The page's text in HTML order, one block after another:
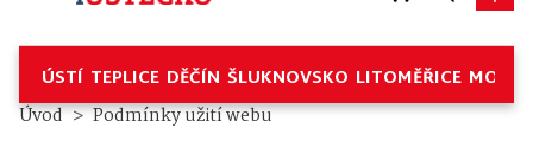
ÚSTÍ TEPLICE DĚČÍN ŠLUKNOVSKO LITOMĚŘICE
Úvod Podmínky užití webu